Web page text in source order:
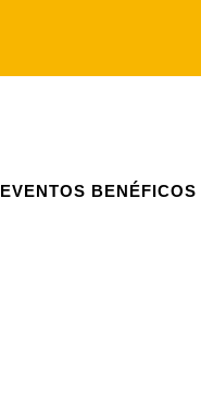
EVENTOS BENÉFICOS